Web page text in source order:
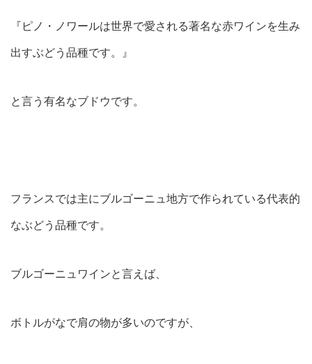
『ピノ・ノワールは世界で愛される著名な赤ワインを生み
出すぶどう品種です。』
と言う有名なブドウです。
フランスでは主にブルゴーニュ地方で作られている代表的
なぶどう品種です。
ブルゴーニュワインと言えば、
ボトルがなで肩の物が多いのですが、